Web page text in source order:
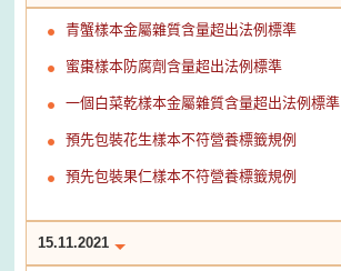
青蟹樣本金屬雜質含量超出法例標準
蜜棗樣本防腐劑含量超出法例標準
一個白菜乾樣本金屬雜質含量超出法例標準
預先包裝花生樣本不符營養標籤規例
預先包裝果仁樣本不符營養標籤規例
15.11.2021